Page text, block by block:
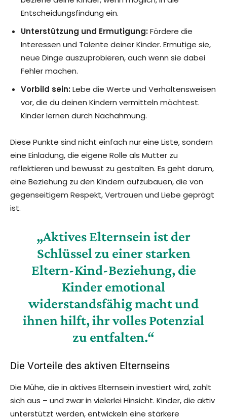
Entscheidungsfindung ein.
Unterstützung und Ermutigung:Fördere die
Interessen und Talente deiner Kinder. Ermutige sie,
neue Dinge auszuprobieren, auch wenn sie dabei
Fehler machen.
Vorbild sein:Lebe die Werte und Verhaltensweisen
vor, die du deinen Kindern vermitteln möchtest.
Kinder lernen durch Nachahmung.
Diese Punkte sind nicht einfach nur eine Liste, sondern
eine Einladung, die eigene Rolle als Mutter zu
reflektieren und bewusst zu gestalten. Es geht darum,
eine Beziehung zu den Kindern aufzubauen, die von
gegenseitigem Respekt, Vertrauen und Liebe geprägt
ist.
„Aktives Elternsein ist der
Schlüssel zu einer starken
Eltern-Kind-Beziehung, die
Kinder emotional
widerstandsfähig macht und
ihnen hilft, ihr volles Potenzial
zu entfalten.“
Die Vorteile des aktiven Elternseins
Die Mühe, die in aktives Elternsein investiert wird, zahlt
sich aus – und zwar in vielerlei Hinsicht. Kinder, die aktiv
unterstützt werden, entwickeln eine stärkere